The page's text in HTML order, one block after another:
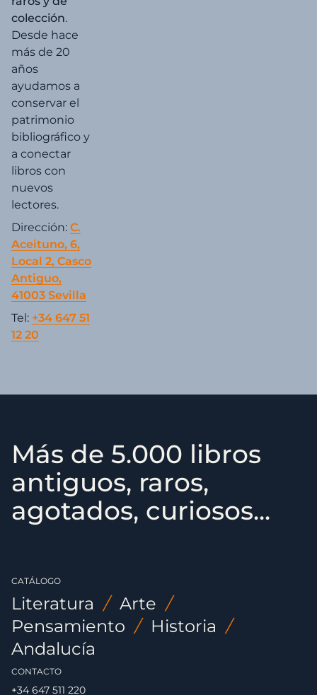
colección.
Desde hace
más de 20
años
ayudamos a
conservar el
patrimonio
bibliográfico y
a conectar
libros con
nuevos
lectores.
Dirección: C.
Aceituno, 6,
Local 2, Casco
Antiguo,
41003 Sevilla
Tel: +34 647 51
12 20
Más de 5.000 libros
antiguos, raros,
agotados, curiosos...
CATÁLOGO
Literatura / Arte /
Pensamiento / Historia /
Andalucía
CONTACTO
+34 647 511 220